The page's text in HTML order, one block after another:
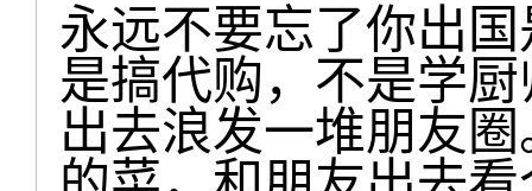
永远不要忘了你出
是搞代购，不是学
出去浪发一堆朋友